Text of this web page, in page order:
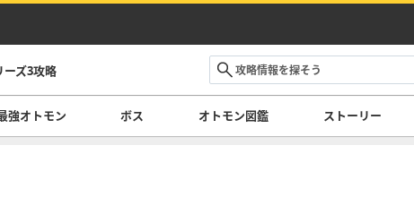
ーズ3攻略
強オトモン ボス オトモン図鑑 ストーリー